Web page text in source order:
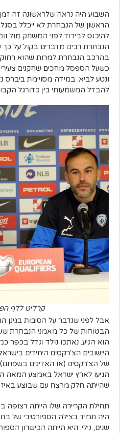
השבוע היה נראה שלראשונה זה
הראשון של הנבחרת לא ייכלל
להיכנס לבידוד לפני המשחק מול
הנבחרת רבים מדברים בקול על
בהרכב הנבחרת למרות שהוא
כשעל הספסל מחכים שחקנים
ונטע לביא. במידה מסויימת
להבדל המשמעותי בין כדורגל
קרדיט לדף
אבל לפני שנדבר על הסיבות בגינן
הבטוחות של כל מאמני הנבחרת
הוא הגיע. נאתכו נולד וגדל בכפר
היישובים הצ'רקסים היחידים
של הצ'רקסים (או האדיגים
שהייתה חלק מרצח עם שבוצע
תחילת הקריירה שלו הייתה רצופה
היה תמיד בצילה הספורטיבי של
שנים, נילי. היא הייתה הכישרון